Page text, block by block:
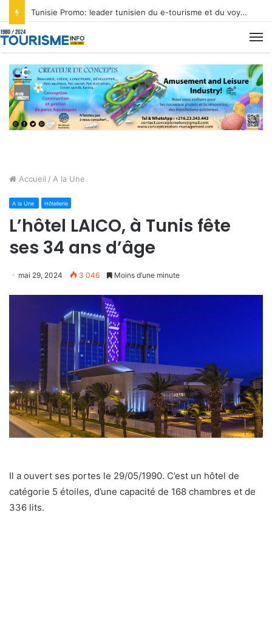
Tunisie Promo: leader tunisien du e-tourisme et du voyage sur mesure
Accueil / A la Une
A la Une Hôtellerie
L’hôtel LAICO, à Tunis fête
ses 34 ans d’âge
mai 29, 2024 3 046 Moins d’une minute
Il a ouvert ses portes le 29/05/1990. C’est un hôtel de
catégorie 5 étoiles, d’une capacité de 168 chambres et de
336 lits.